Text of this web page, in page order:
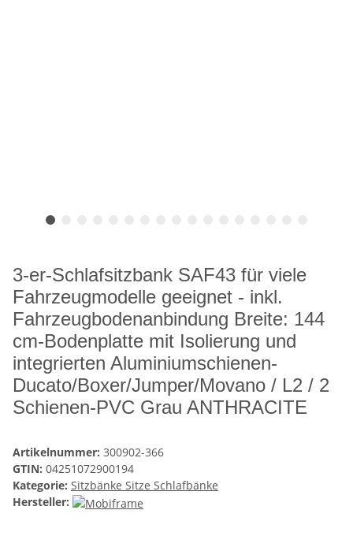
3-er-Schlafsitzbank SAF43 für viele
Fahrzeugmodelle geeignet - inkl.
Fahrzeugbodenanbindung Breite: 144
cm-Bodenplatte mit Isolierung und
integrierten Aluminiumschienen-
Ducato/Boxer/Jumper/Movano / L2 / 2
Schienen-PVC Grau ANTHRACITE
Artikelnummer: 300902-366
GTIN: 04251072900194
Kategorie: Sitzbänke Sitze Schlafbänke
Hersteller: